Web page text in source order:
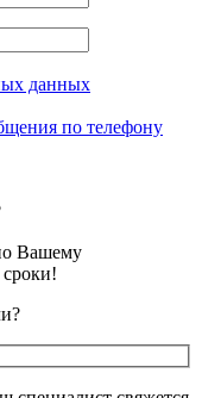
данных
по телефону
Вашему